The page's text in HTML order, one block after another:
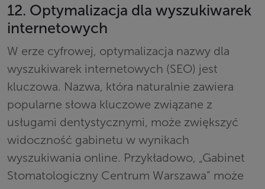
12. Optymalizacja dla wyszukiwarek
internetowych
W erze cyfrowej, optymalizacja nazwy dla
wyszukiwarek internetowych (SEO) jest
kluczowa. Nazwa, która naturalnie zawiera
popularne słowa kluczowe związane z
usługami dentystycznymi, może zwiększyć
widoczność gabinetu w wynikach
wyszukiwania online. Przykładowo, „Gabinet
Stomatologiczny Centrum Warszawa” może